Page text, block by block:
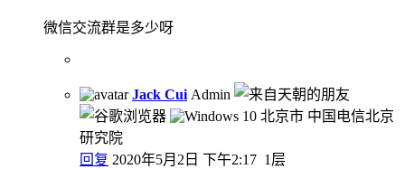
微信交流群是多少呀
Jack Cui Admin
北京市 中国电信北京
研究院
回复 2020年5月2日 下午2:17 1层